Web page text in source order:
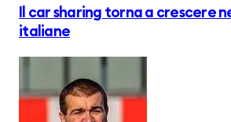
Il car sharing torna a crescere
italiane